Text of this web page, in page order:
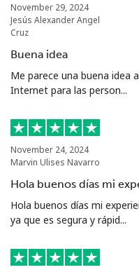
November 29, 2024
Jesús Alexander Angel
Cruz
Buena idea
Me parece una buena idea
Internet para las person...
November 24, 2024
Marvin Ulises Navarro
Hola buenos días mi
Hola buenos días mi
ya que es segura y rápid...